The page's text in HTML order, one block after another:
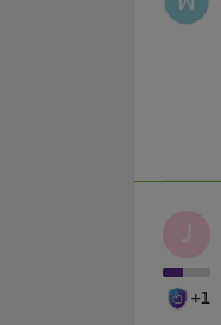
J
+1